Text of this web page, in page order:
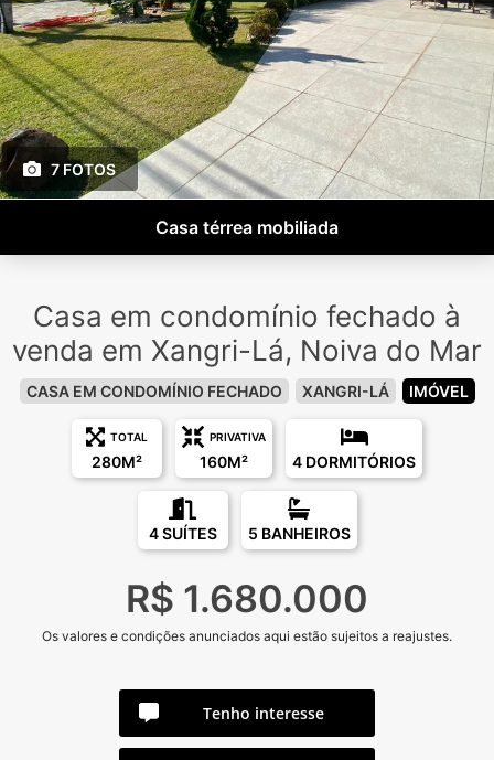
7 FOTOS
Casa térrea mobiliada
Casa em condomínio fechado à
venda em Xangri-Lá, Noiva do Mar
CASA EM CONDOMÍNIO FECHADO XANGRI-LÁ IMÓVEL
TOTAL
280M²
PRIVATIVA
160M² 4 DORMITÓRIOS
4 SUÍTES 5 BANHEIROS
R$ 1.680.000
Os valores e condições anunciados aqui estão sujeitos a reajustes.
Tenho interesse